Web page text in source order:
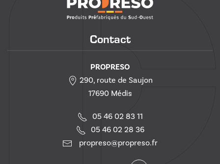
Contact
PROPRESO
290, route de Saujon
17690 Médis
05 46 02 83 11
05 46 02 28 36
propreso@propreso.fr